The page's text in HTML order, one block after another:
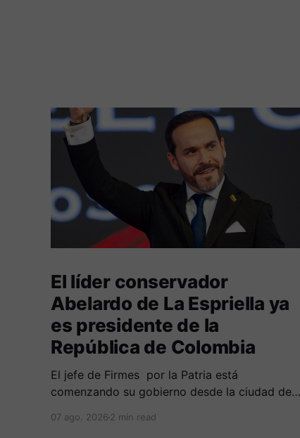
El líder conservador
Abelardo de La Espriella ya
es presidente de la
República de Colombia
El jefe de Firmes por la Patria está
comenzando su gobierno desde la ciudad de
de varios símbolos de gobiernos
07 ago. 2026 2 min read